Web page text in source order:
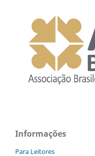
Informações
Para Leitores